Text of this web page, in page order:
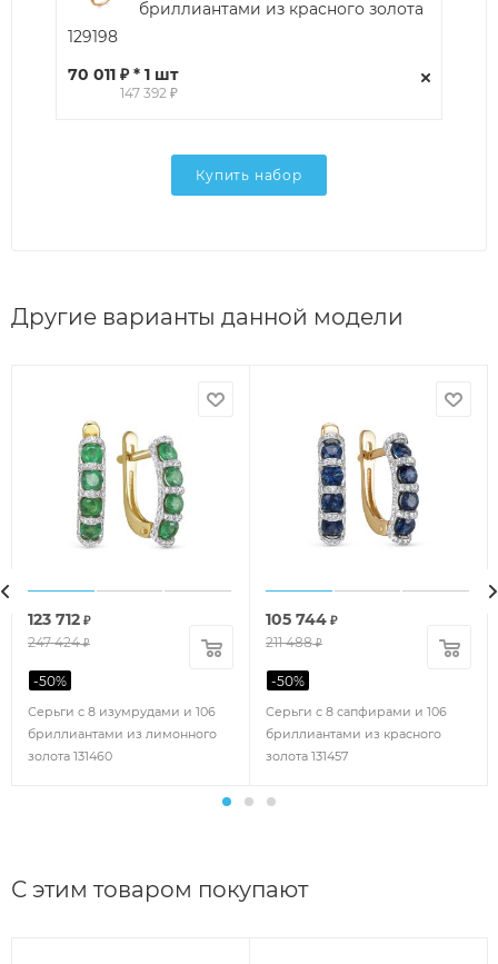
бриллиантами из красного золота
129198
70 011 ₽ * 1 шт
147 392 ₽
Купить набор
Другие варианты данной модели
Серьги с 8 изумрудами и 106
бриллиантами из лимонного
золота 131460
123 712 ₽
247 424₽
-50%
Серьги с 8 сапфирами и 106
бриллиантами из красного
золота 131457
105 744 ₽
211 488₽
-50%
С этим товаром покупают